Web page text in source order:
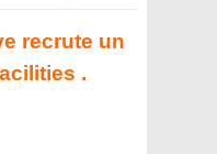
recrute un
.